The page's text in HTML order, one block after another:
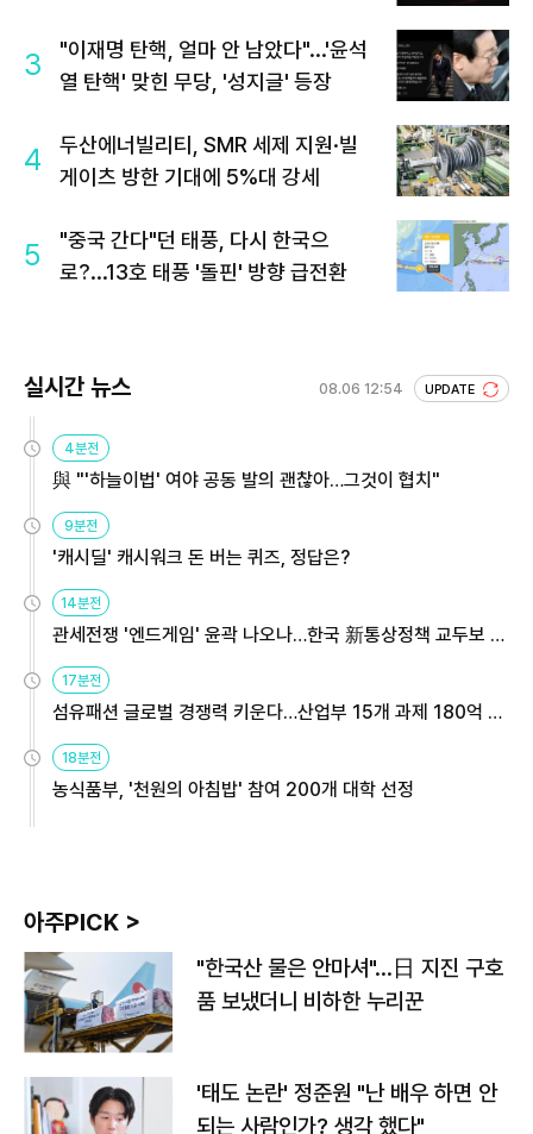
3
"이재명 탄핵, 얼마 안 남았다"...'윤석
열 탄핵' 맞힌 무당, '성지글' 등장
4
두산에너빌리티, SMR 세제 지원·빌
게이츠 방한 기대에 5%대 강세
5
"중국 간다"던 태풍, 다시 한국으
로?...13호 태풍 '돌핀' 방향 급전환
실시간 뉴스 08.06 12:54 UPDATE
4분전
與 "'하늘이법' 여야 공동 발의 괜찮아…그것이 협치"
9분전
'캐시딜' 캐시워크 돈 버는 퀴즈, 정답은?
14분전
관세전쟁 '엔드게임' 윤곽 나오나…한국 新통상정책 교두보 활
17분전
섬유패션 글로벌 경쟁력 키운다…산업부 15개 과제 180억 지
18분전
농식품부, '천원의 아침밥' 참여 200개 대학 선정
아주PICK >
"한국산 물은 안마셔"…日 지진 구호
품 보냈더니 비하한 누리꾼
'태도 논란' 정준원 "난 배우 하면 안
되는 사람인가? 생각 했다"